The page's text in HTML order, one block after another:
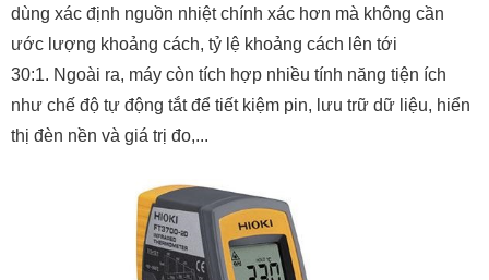
dùng xác định nguồn nhiệt chính xác hơn mà không cần
ước lượng khoảng cách, tỷ lệ khoảng cách lên tới
30:1. Ngoài ra, máy còn tích hợp nhiều tính năng tiện ích
như chế độ tự động tắt để tiết kiệm pin, lưu trữ dữ liệu, hiển
thị đèn nền và giá trị đo,...